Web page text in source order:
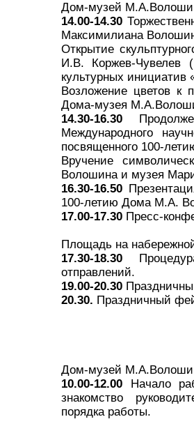
Дом-музей
14.00-14.30
Максимилиана
Открытие
И.В. Коржев-Чувелев
культурных инициатив
Возложение цветов
Дома-музея
14.30-16.30
Международного
посвященного 100-
Вручение
Волошина и музея
16.30-16.50
100-летию Дома М.А.
17.00-17.30 Пресс-
Площадь на
17.30-18.30
отправлений.
19.00-20.30
20.30. Праздничный
Дом-музей
10.00-12.00 Начало
знакомство
порядка работы.